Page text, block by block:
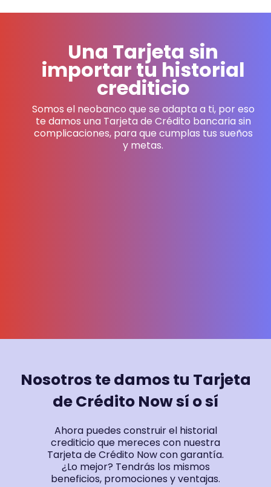
Una Tarjeta sin
importar tu historial
crediticio
Somos el neobanco que se adapta a ti, por eso
te damos una Tarjeta de Crédito bancaria sin
complicaciones, para que cumplas tus sueños
y metas.
Nosotros te damos tu Tarjeta
de Crédito Now sí o sí
Ahora puedes construir el historial
crediticio que mereces con nuestra
Tarjeta de Crédito Now con garantía.
¿Lo mejor? Tendrás los mismos
beneficios, promociones y ventajas.